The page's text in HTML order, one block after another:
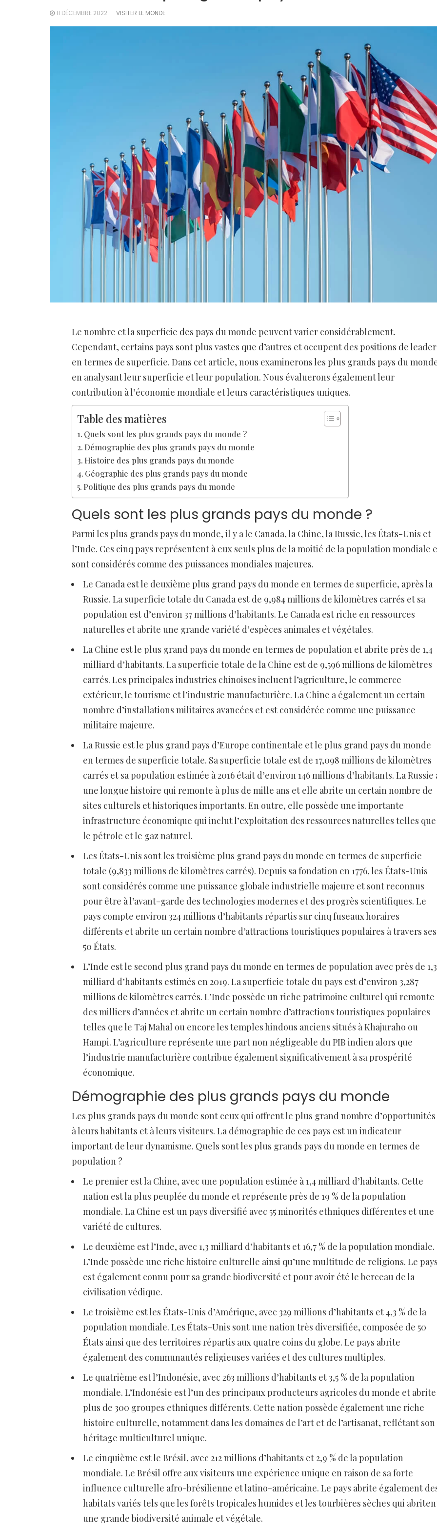
11 DÉCEMBRE 2022 VISITER LE MONDE
Le nombre et la superficie des pays du monde peuvent varier considérablement.
Cependant, certains pays sont plus vastes que d’autres et occupent des positions de leader
en termes de superficie. Dans cet article, nous examinerons les plus grands pays du
en analysant leur superficie et leur population. Nous évaluerons également leur
contribution à l’économie mondiale et leurs caractéristiques uniques.
Table des matières
Quels sont les plus grands pays du monde ?
Démographie des plus grands pays du monde
Histoire des plus grands pays du monde
Géographie des plus grands pays du monde
Politique des plus grands pays du monde
Quels sont les plus grands pays du monde ?
Parmi les plus grands pays du monde, il y a le Canada, la Chine, la Russie, les États-Unis et
l’Inde. Ces cinq pays représentent à eux seuls plus de la moitié de la population mondiale
sont considérés comme des puissances mondiales majeures.
Le Canada est le deuxième plus grand pays du monde en termes de superficie, après la
Russie. La superficie totale du Canada est de 9,984 millions de kilomètres carrés et sa
population est d’environ 37 millions d’habitants. Le Canada est riche en ressources
naturelles et abrite une grande variété d’espèces animales et végétales.
La Chine est le plus grand pays du monde en termes de population et abrite près de 1,4
milliard d’habitants. La superficie totale de la Chine est de 9,596 millions de kilomètres
carrés. Les principales industries chinoises incluent l’agriculture, le commerce
extérieur, le tourisme et l’industrie manufacturière. La Chine a également un certain
nombre d’installations militaires avancées et est considérée comme une puissance
militaire majeure.
La Russie est le plus grand pays d’Europe continentale et le plus grand pays du monde
en termes de superficie totale. Sa superficie totale est de 17,098 millions de kilomètres
carrés et sa population estimée à 2016 était d’environ 146 millions d’habitants. La Russie
une longue histoire qui remonte à plus de mille ans et elle abrite un certain nombre de
sites culturels et historiques importants. En outre, elle possède une importante
infrastructure économique qui inclut l’exploitation des ressources naturelles telles que
le pétrole et le gaz naturel.
Les États-Unis sont les troisième plus grand pays du monde en termes de superficie
totale (9,833 millions de kilomètres carrés). Depuis sa fondation en 1776, les États-Unis
sont considérés comme une puissance globale industrielle majeure et sont reconnus
pour être à l’avant-garde des technologies modernes et des progrès scientifiques. Le
pays compte environ 324 millions d’habitants répartis sur cinq fuseaux horaires
différents et abrite un certain nombre d’attractions touristiques populaires à travers ses
50 États.
L’Inde est le second plus grand pays du monde en termes de population avec près de 1,3
milliard d’habitants estimés en 2019. La superficie totale du pays est d’environ 3,287
millions de kilomètres carrés. L’Inde possède un riche patrimoine culturel qui remonte
des milliers d’années et abrite un certain nombre d’attractions touristiques populaires
telles que le Taj Mahal ou encore les temples hindous anciens situés à Khajuraho ou
Hampi. L’agriculture représente une part non négligeable du PIB indien alors que
l’industrie manufacturière contribue également significativement à sa prospérité
économique.
Démographie des plus grands pays du monde
Les plus grands pays du monde sont ceux qui offrent le plus grand nombre d’opportunités
à leurs habitants et à leurs visiteurs. La démographie de ces pays est un indicateur
important de leur dynamisme. Quels sont les plus grands pays du monde en termes de
population ?
Le premier est la Chine, avec une population estimée à 1,4 milliard d’habitants. Cette
nation est la plus peuplée du monde et représente près de 19 % de la population
mondiale. La Chine est un pays diversifié avec 55 minorités ethniques différentes et une
variété de cultures.
Le deuxième est l’Inde, avec 1,3 milliard d’habitants et 16,7 % de la population mondiale.
L’Inde possède une riche histoire culturelle ainsi qu’une multitude de religions. Le
est également connu pour sa grande biodiversité et pour avoir été le berceau de la
civilisation védique.
Le troisième est les États-Unis d’Amérique, avec 329 millions d’habitants et 4,3 % de la
population mondiale. Les États-Unis sont une nation très diversifiée, composée de 50
États ainsi que des territoires répartis aux quatre coins du globe. Le pays abrite
également des communautés religieuses variées et des cultures multiples.
Le quatrième est l’Indonésie, avec 263 millions d’habitants et 3,5 % de la population
mondiale. L’Indonésie est l’un des principaux producteurs agricoles du monde et abrite
plus de 300 groupes ethniques différents. Cette nation possède également une riche
histoire culturelle, notamment dans les domaines de l’art et de l’artisanat, reflétant son
héritage multiculturel unique.
Le cinquième est le Brésil, avec 212 millions d’habitants et 2,9 % de la population
mondiale. Le Brésil offre aux visiteurs une expérience unique en raison de sa forte
influence culturelle afro-brésilienne et latino-américaine. Le pays abrite également
habitats variés tels que les forêts tropicales humides et les tourbières sèches qui
une grande biodiversité animale et végétale.